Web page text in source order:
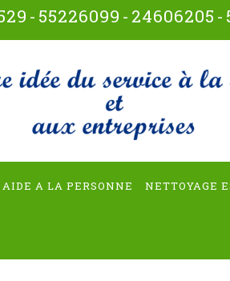
- 55226099 - 24606205 -
AIDE A LA PERSONNE NETTOYAGE